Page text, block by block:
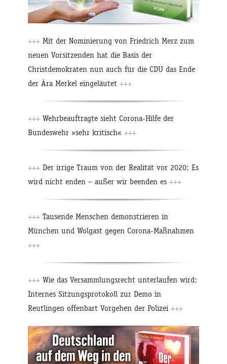
+++ Mit der Nominierung von Friedrich Merz zum
neuen Vorsitzenden hat die Basis der
Christdemokraten nun auch für die CDU das Ende
der Ära Merkel eingeläutet +++
+++ Wehrbeauftragte sieht Corona-Hilfe der
Bundeswehr »sehr kritisch« +++
+++ Der irrige Traum von der Realität vor 2020: Es
wird nicht enden – außer wir beenden es +++
+++ Tausende Menschen demonstrieren in
München und Wolgast gegen Corona-Maßnahmen
+++
+++ Wie das Versammlungsrecht unterlaufen wird:
Internes Sitzungsprotokoll zur Demo in
Reutlingen offenbart Vorgehen der Polizei +++